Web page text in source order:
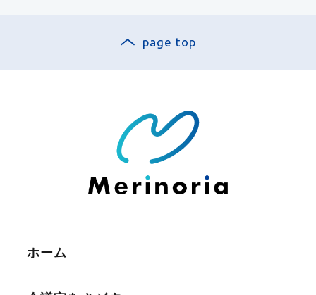
page top
ホーム